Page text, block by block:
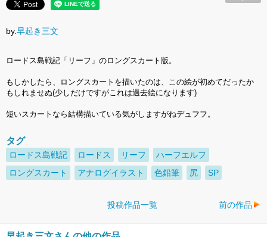
by.早起き三文
ロードス島戦記「リーフ」のロングスカート版。
もしかしたら、ロングスカートを描いたのは、この絵が初めてだったか
もしれませぬ(少しだけですがこれは過去絵になります)
短いスカートなら結構描いている気がしますがねデュフフ。
タグ
ロードス島戦記 ロードス リーフ
ハーフエルフ
ロングスカート
アナログイラスト 色鉛筆 尻 SP
投稿作品一覧 前の作品